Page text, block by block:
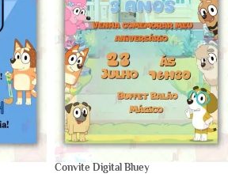
Convite Digital Bluey